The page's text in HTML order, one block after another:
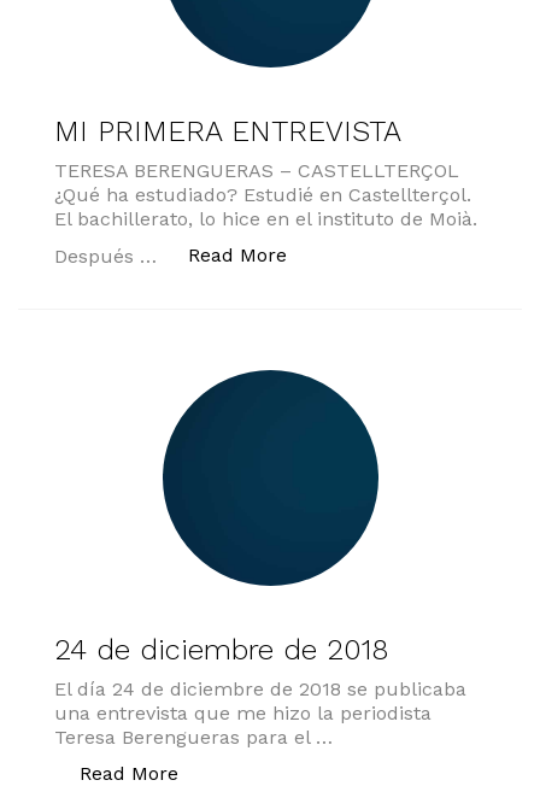
MI PRIMERA ENTREVISTA
TERESA BERENGUERAS – CASTELLTERÇOL
¿Qué ha estudiado? Estudié en Castellterçol.
El bachillerato, lo hice en el instituto de Moià.
Después …
Read More
24 de diciembre de 2018
El día 24 de diciembre de 2018 se publicaba
una entrevista que me hizo la periodista
Teresa Berengueras para el …
Read More